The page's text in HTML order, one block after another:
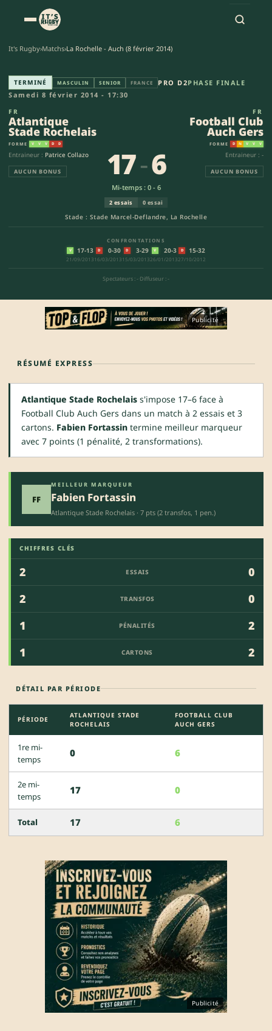
It's Rugby›Matchs›La Rochelle - Auch (8 février 2014)
Atlantique Stade Rochelais -
TERMINÉ MASCULIN SENIOR FRANCE PRO D2PHASE FINALE
Samedi 8 février 2014 - 17:30
FR
Atlantique
Stade Rochelais
FORME V V V D D
Entraineur : Patrice Collazo
AUCUN BONUS
Stade : Stade Marcel-Deflandre, La Rochelle
17-6
Mi-temps : 0 - 6
2 essais 0 essai
CONFRONTATIONS
V 17-13
21/09/2013
D 0-30
16/03/2013
D 3-29
15/03/2013
V 20-3
26/01/2013
D 15-32
27/10/2012
Spectateurs : - Diffuseur : -
FR
Football Club
Auch Gers
FORME D N V V V
Entraineur : -
AUCUN BONUS
Publicité
RÉSUMÉ EXPRESS
Atlantique Stade Rochelais s'impose 17–6 face à
Football Club Auch Gers dans un match à 2 essais et 3
cartons. Fabien Fortassin termine meilleur marqueur
avec 7 points (1 pénalité, 2 transformations).
FF
MEILLEUR MARQUEUR
Fabien Fortassin
Atlantique Stade Rochelais · 7 pts (2 transfos, 1 pen.)
CHIFFRES CLÉS
2 ESSAIS
0
2
TRANSFOS
0
1
PÉNALITÉS
2
1
CARTONS 2
DÉTAIL PAR PÉRIODE
PÉRIODE
ATLANTIQUE STADE
ROCHELAIS
FOOTBALL CLUB
AUCH GERS
1re mi-
temps
0 6
2e mi-
temps
17 0
Total 17 6
Publicité